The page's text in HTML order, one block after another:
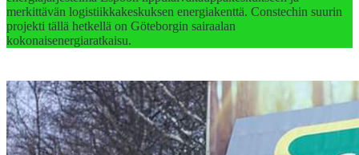
merkittävän logistiikkakeskuksen energiakenttä. Constechin suurin
projekti tällä hetkellä on Göteborgin sairaalan
kokonaisenergiaratkaisu.